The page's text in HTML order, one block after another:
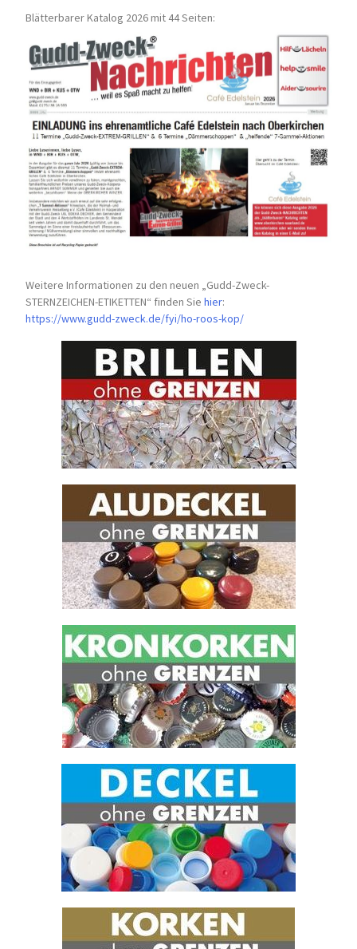
Blätterbarer Katalog 2026 mit 44 Seiten:
Weitere Informationen zu den neuen „Gudd-Zweck-
STERNZEICHEN-ETIKETTEN“ finden Siehier:
https://www.gudd-zweck.de/fyi/ho-roos-kop/